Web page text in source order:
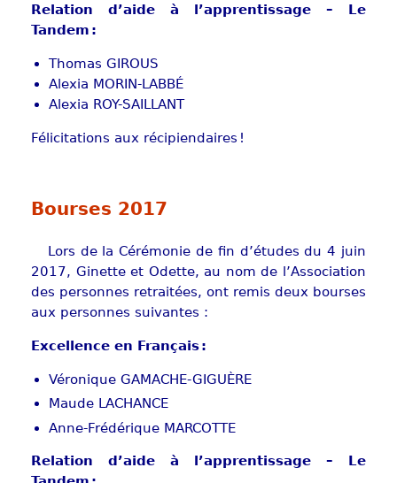
Relation d’aide à l’apprentissage – Le
Tandem :
Thomas GIROUS
Alexia MORIN-LABBÉ
Alexia ROY-SAILLANT
Félicitations aux récipiendaires !
Bourses 2017
Lors de la Cérémonie de fin d’études du 4 juin
2017, Ginette et Odette, au nom de l’Association
des personnes retraitées, ont remis deux bourses
aux personnes suivantes :
Excellence en Français :
Véronique GAMACHE-GIGUÈRE
Maude LACHANCE
Anne-Frédérique MARCOTTE
Relation d’aide à l’apprentissage – Le